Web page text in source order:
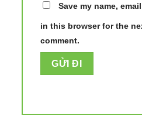
Save my name,
in this browser for the
comment.